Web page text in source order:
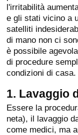
l'irritabilità
e gli stati vicino a
satelliti
di mano non ci
è possibile
di procedure
condizioni di casa.
1. Lavaggio
Essere la
neta), il lavaggio
come medici, ma